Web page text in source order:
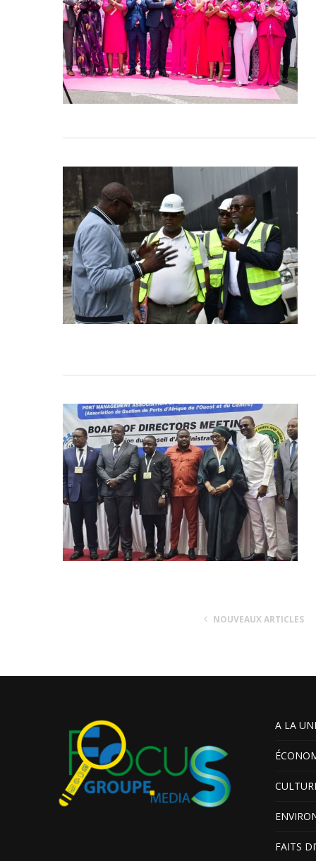
NOUVEAUX ARTICLES
A LA
FAITS